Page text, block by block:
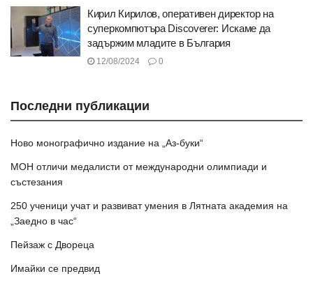
Кирил Кирилов, оперативен директор на
суперкомпютъра Discoverer: Искаме да
задържим младите в България
12/08/2024 0
Последни публикации
Ново монографично издание на „Аз-буки“
МОН отличи медалисти от международни олимпиади и
състезания
250 ученици учат и развиват умения в Лятната академия на
„Заедно в час“
Пейзаж с Двореца
Имайки се предвид